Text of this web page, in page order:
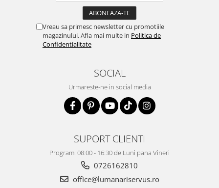
Vreau sa primesc newsletter cu promotiile
magazinului. Afla mai multe in Politica de
Confidentialitate
SOCIAL
Urmareste-ne in social media
SUPORT CLIENTI
Program: 08:00 - 16:30 de Luni pana Vineri
0726162810
office@lumanariservus.ro